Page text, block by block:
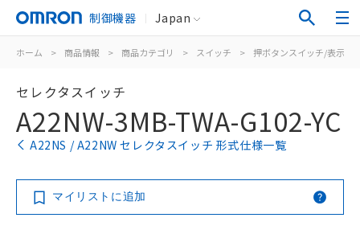
制御機器 Japan
ホーム > 商品情報 > 商品カテゴリ > スイッチ > 押ボタンスイッチ/表示灯
セレクタスイッチ
A22NW-3MB-TWA-G102-YC
A22NS / A22NW セレクタスイッチ 形式仕様一覧
マイリストに追加